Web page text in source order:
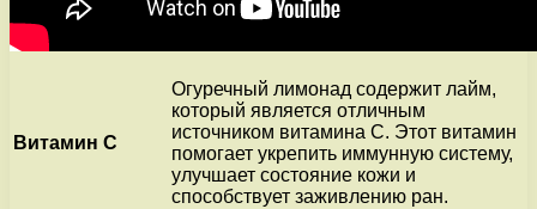
Витамин С
Огуречный лимонад содержит лайм,
который является отличным
источником витамина С. Этот витамин
помогает укрепить иммунную систему,
улучшает состояние кожи и
способствует заживлению ран.